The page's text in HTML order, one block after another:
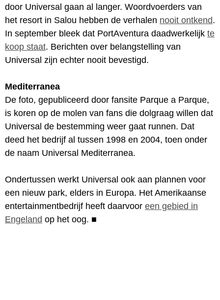
door Universal gaan al langer. Woordvoerders van
het resort in Salou hebben de verhalen nooit ontkend.
In september bleek dat PortAventura daadwerkelijk te
koop staat. Berichten over belangstelling van
Universal zijn echter nooit bevestigd.
Mediterranea
De foto, gepubliceerd door fansite Parque a Parque,
is koren op de molen van fans die dolgraag willen dat
Universal de bestemming weer gaat runnen. Dat
deed het bedrijf al tussen 1998 en 2004, toen onder
de naam Universal Mediterranea.
Ondertussen werkt Universal ook aan plannen voor
een nieuw park, elders in Europa. Het Amerikaanse
entertainmentbedrijf heeft daarvoor een gebied in
Engeland op het oog. ■